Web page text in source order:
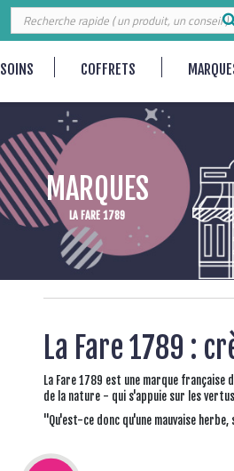
SOINS COFFRETS
MARQUES
LA FARE 1789
La Fare 1789 :
La Fare 1789 est une marque
de la nature - qui s'appuie sur les
"Qu'est-ce donc qu'une mauvaise